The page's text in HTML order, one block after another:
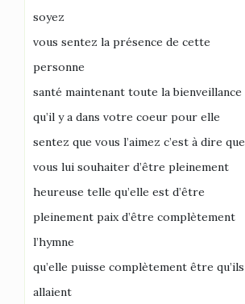
soyez
vous sentez la présence de cette
personne
santé maintenant toute la bienveillance
qu’il y a dans votre coeur pour elle
sentez que vous l’aimez c’est à dire que
vous lui souhaiter d’être pleinement
heureuse telle qu’elle est d’être
pleinement paix d’être complètement
l’hymne
qu’elle puisse complètement être qu’ils
allaient